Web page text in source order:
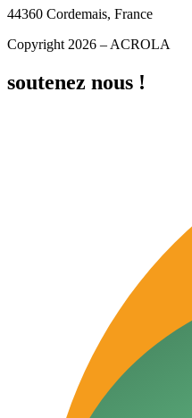
44360 Cordemais, France
Copyright 2026 – ACROLA
soutenez nous !